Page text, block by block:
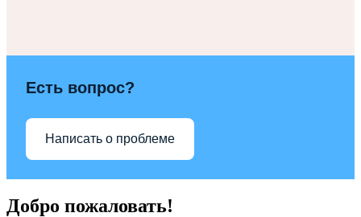
Есть вопрос?
Написать о проблеме
Добро пожаловать!